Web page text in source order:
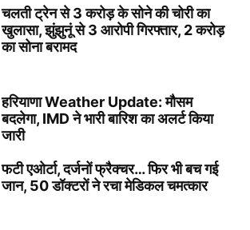
चलती ट्रेन से 3 करोड़ के सोने की चोरी का
खुलासा, झुंझुनूं से 3 आरोपी गिरफ्तार, 2 करोड़
का सोना बरामद
हरियाणा Weather Update: मौसम
बदलेगा, IMD ने भारी बारिश का अलर्ट किया
जारी
फटी एओर्टा, दर्जनों फ्रैक्चर… फिर भी बच गई
जान, 50 डॉक्टरों ने रचा मेडिकल चमत्कार